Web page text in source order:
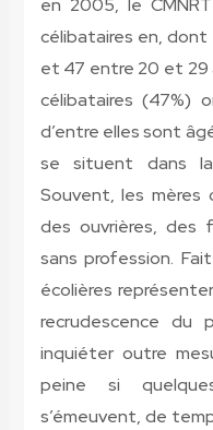
en 2005, le
célibataires en, dont
et 47 entre 20 et 29
célibataires (47%)
d’entre elles sont
se situent dans la
Souvent, les
des ouvrières, des
sans profession.
écolières
recrudescence du
inquiéter outre
peine si
s’émeuvent, de